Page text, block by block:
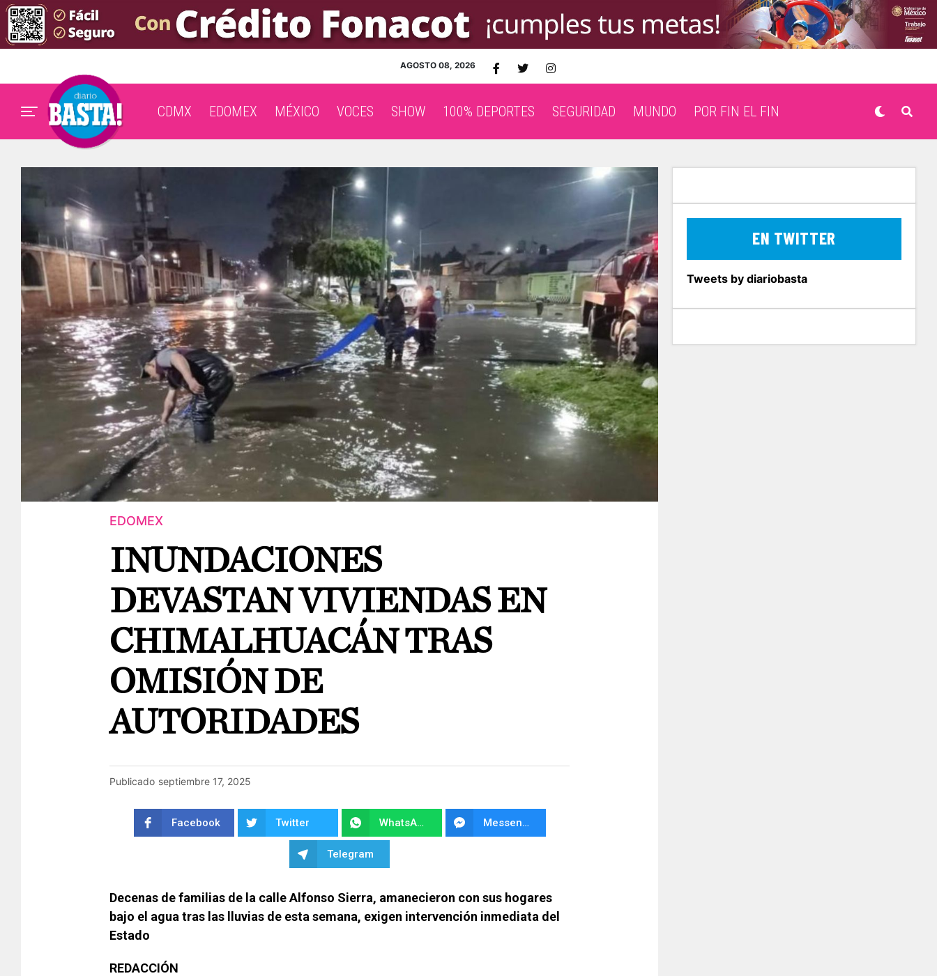
AGOSTO 08, 2026
CDMX EDOMEX MÉXICO VOCES SHOW 100% DEPORTES SEGURIDAD MUNDO POR FIN EL FIN
EDOMEX
INUNDACIONES
DEVASTAN VIVIENDAS EN
CHIMALHUACÁN TRAS
OMISIÓN DE
AUTORIDADES
Publicado septiembre 17, 2025
Facebook Twitter WhatsApp Messenger
Telegram
Decenas de familias de la calle Alfonso Sierra, amanecieron con sus hogares
bajo el agua tras las lluvias de esta semana, exigen intervención inmediata del
Estado
REDACCIÓN
EN TWITTER
Tweets by diariobasta